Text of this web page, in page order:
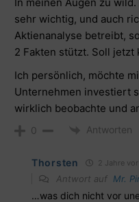
sehr wichtig, und auch
Aktienanalyse betreibt,
2 Fakten stützt. Soll jetzt
Ich persönlich, möchte
Unternehmen investiert
wirklich beobachte und
0 Antworten
Thorsten 2 Jahre vor
Antwort auf Mr.
…was dich nicht vor